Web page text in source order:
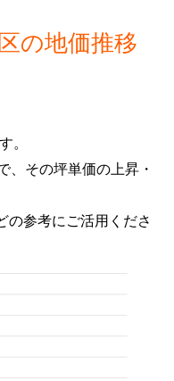
の地価推移
。
、その坪単価の上昇・
の参考にご活用くださ